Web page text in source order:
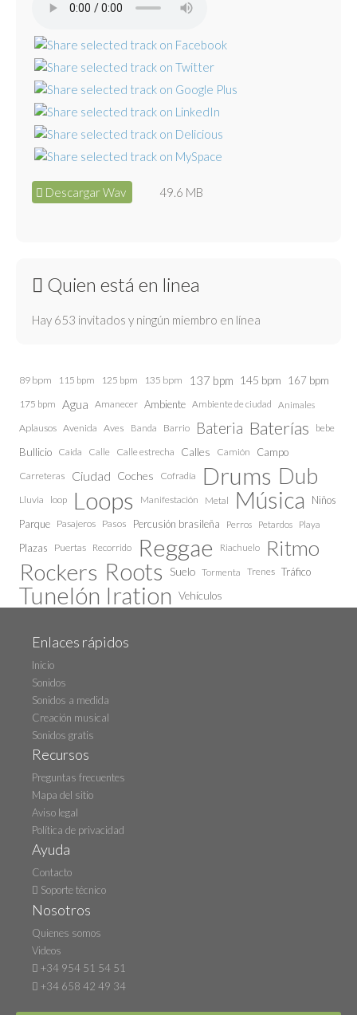
Descargar Wav 49.6 MB
Quien está en linea
Hay 653 invitados y ningún miembro en línea
89 bpm 115 bpm 125 bpm 135 bpm 137 bpm 145 bpm 167 bpm
175 bpm Agua Amanecer Ambiente Ambiente de ciudad Animales
Aplausos Avenida Aves Banda Barrio Bateria Baterías bebe
Bullicio Caida Calle Calle estrecha Calles Camión Campo
Carreteras Ciudad Coches Cofradía Drums Dub
Lluvia loop Loops Manifestación Metal Música
Niños
Parque Pasajeros Pasos Percusión brasileña Perros Petardos Playa
Plazas Puertas Recorrido Reggae Riachuelo Ritmo
Rockers Roots Suelo Tormenta Trenes Tráfico
Tunelón Iration Vehículos
Enlaces rápidos
Inicio
Sonidos
Sonidos a medida
Creación musical
Sonidos gratis
Recursos
Preguntas frecuentes
Mapa del sitio
Aviso legal
Política de privacidad
Ayuda
Contacto
Soporte técnico
Nosotros
Quienes somos
Videos
+34 954 51 54 51
+34 658 42 49 34